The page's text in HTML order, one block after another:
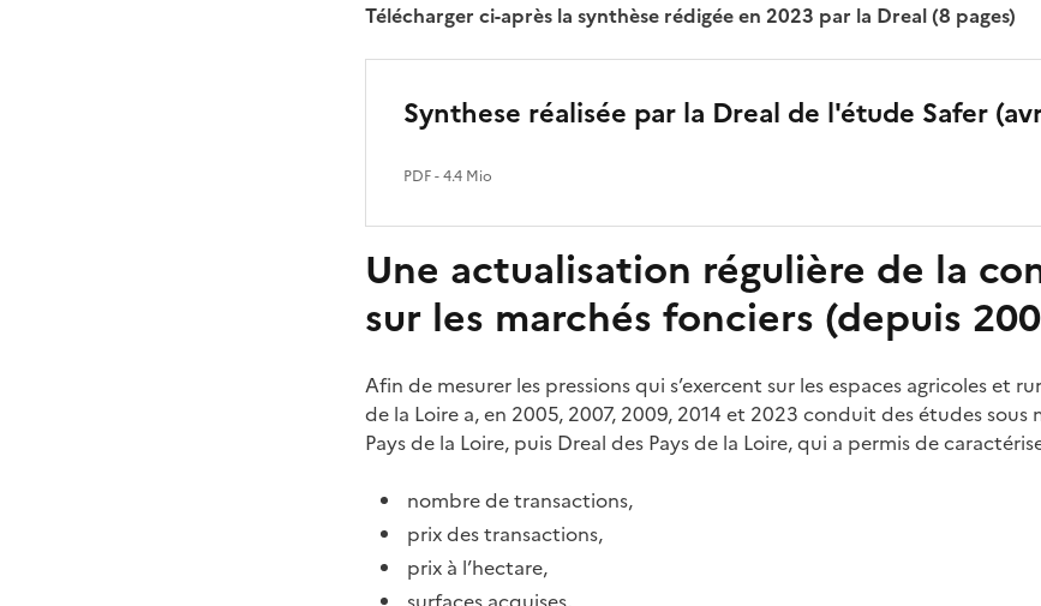
Télécharger ci-après la synthèse rédigée en 2023 par la Dreal (8 pages)
Synthese réalisée par la Dreal de l'étude Safer
PDF- 4.4 Mio
Une actualisation régulière de la
sur les marchés fonciers (depuis
Afin de mesurer les pressions qui s’exercent sur les espaces agricoles et
de la Loire a, en 2005, 2007, 2009, 2014 et 2023 conduit des études sous
Pays de la Loire, puis Dreal des Pays de la Loire, qui a permis de
nombre de transactions,
prix des transactions,
prix à l’hectare,